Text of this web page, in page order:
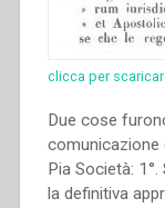
clicca per
Due cose
comunicazione
Pia Società:
la definitiva